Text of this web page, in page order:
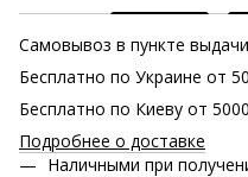
Самовывоз в пункте выдачи
Бесплатно по Украине от
Бесплатно по Киеву от
Подробнее о доставке
Наличными при